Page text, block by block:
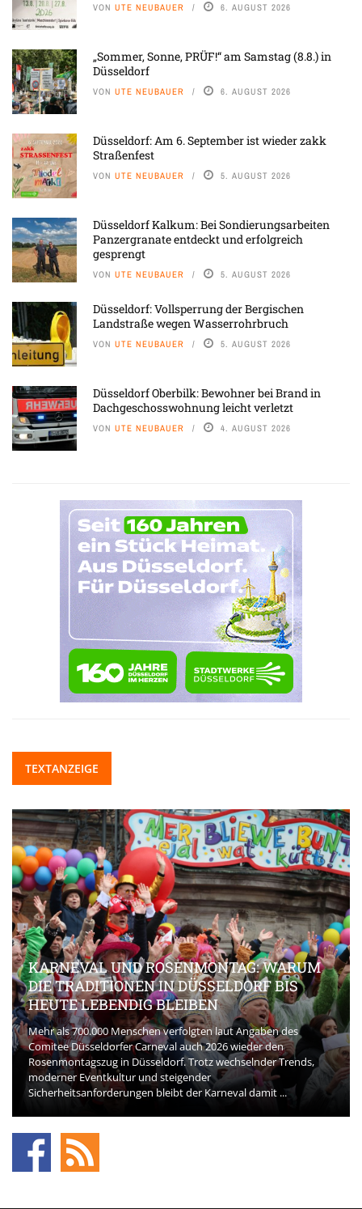
VON UTE NEUBAUER 6. AUGUST 2026
„Sommer, Sonne, PRÜF!“ am Samstag (8.8.) in
Düsseldorf
VON UTE NEUBAUER 6. AUGUST 2026
Düsseldorf: Am 6. September ist wieder zakk
Straßenfest
VON UTE NEUBAUER 5. AUGUST 2026
Düsseldorf Kalkum: Bei Sondierungsarbeiten
Panzergranate entdeckt und erfolgreich
gesprengt
VON UTE NEUBAUER 5. AUGUST 2026
Düsseldorf: Vollsperrung der Bergischen
Landstraße wegen Wasserrohrbruch
VON UTE NEUBAUER 5. AUGUST 2026
Düsseldorf Oberbilk: Bewohner bei Brand in
Dachgeschosswohnung leicht verletzt
VON UTE NEUBAUER 4. AUGUST 2026
TEXTANZEIGE
KARNEVAL UND ROSENMONTAG: WARUM
DIE TRADITIONEN IN DÜSSELDORF BIS
HEUTE LEBENDIG BLEIBEN
Mehr als 700.000 Menschen verfolgten laut Angaben des
Comitee Düsseldorfer Carneval auch 2026 wieder den
Rosenmontagszug in Düsseldorf. Trotz wechselnder Trends,
moderner Eventkultur und steigender
Sicherheitsanforderungen bleibt der Karneval damit ...